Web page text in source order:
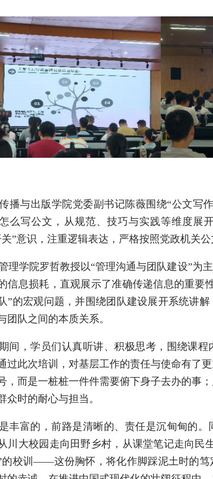
播与出版学院党委副书记陈薇围绕“公文写
么写公文，从规范、技巧与实践等维度展
”意识，注重逻辑表达，严格按照党政机关
理学院罗哲教授以“管理沟通与团队建设”为
信息损耗，直观展示了准确传递信息的重要
”的宏观问题，并围绕团队建设展开系统讲
团队之间的本质关系。
间，学员们认真听讲、积极思考，围绕课
过此次培训，对基层工作的责任与使命有了
，而是一桩桩一件件需要俯下身子去办的事
众时的耐心与担当。
丰富的，前路是清晰的、责任是沉甸甸的
川大校园走向田野乡村，从课堂笔记走向民
的校训——这份胸怀，将化作脚踩泥土时的笃